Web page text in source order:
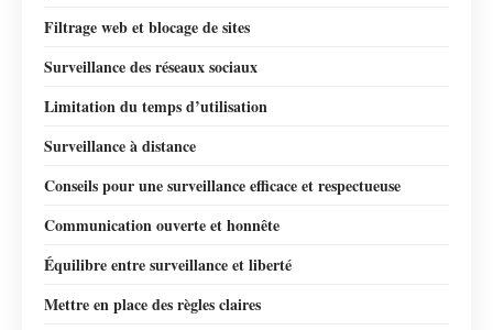
Filtrage web et blocage de sites
Surveillance des réseaux sociaux
Limitation du temps d’utilisation
Surveillance à distance
Conseils pour une surveillance efficace et respectueuse
Communication ouverte et honnête
Équilibre entre surveillance et liberté
Mettre en place des règles claires